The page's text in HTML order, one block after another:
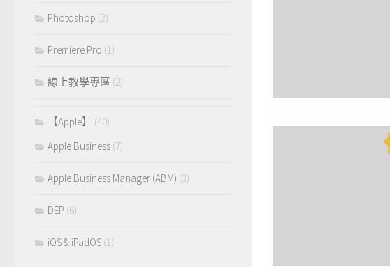
Photoshop (2)
Premiere Pro (1)
線上教學專區 (2)
【Apple】
(40)
Apple Business (7)
Apple Business Manager (ABM) (3)
DEP (6)
iOS & iPadOS (1)